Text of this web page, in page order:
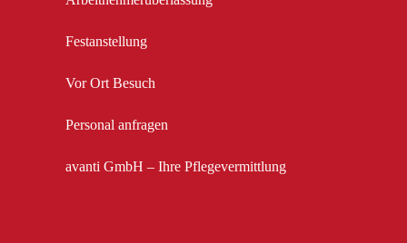
Festanstellung
Vor Ort Besuch
Personal anfragen
avanti GmbH – Ihre Pflegevermittlung